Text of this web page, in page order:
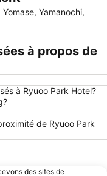
Shrine
Kogen Snow Park
Resort
Yamanochi,
à propos de
à Ryuoo Park Hotel?
de Ryuoo Park
des sites de